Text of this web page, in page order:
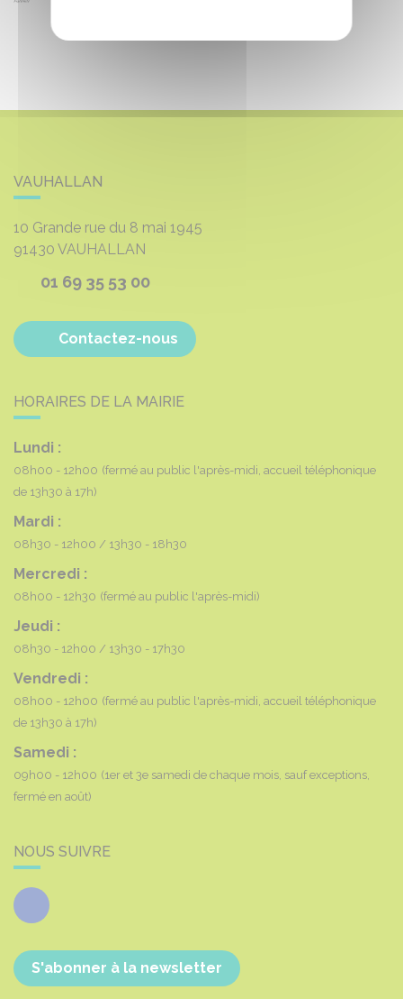
VAUHALLAN
10 Grande rue du 8 mai 1945
91430 VAUHALLAN
01 69 35 53 00
Contactez-nous
HORAIRES DE LA MAIRIE
Lundi :
08h00 - 12h00 (fermé au public l'après-midi, accueil téléphonique
de 13h30 à 17h)
Mardi :
08h30 - 12h00 13h30 - 18h30
Mercredi :
08h00 - 12h30 (fermé au public l'après-midi)
Jeudi :
08h30 - 12h00 13h30 - 17h30
Vendredi :
08h00 - 12h00 (fermé au public l'après-midi, accueil téléphonique
de 13h30 à 17h)
Samedi :
09h00 - 12h00 (1er et 3e samedi de chaque mois, sauf exceptions,
fermé en août)
NOUS SUIVRE
Facebook
S'abonner à la newsletter